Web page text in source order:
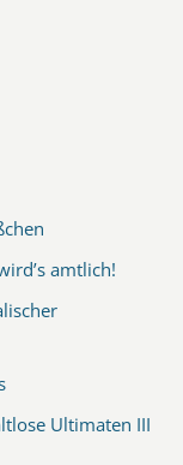
amtlich!
Ultimaten III